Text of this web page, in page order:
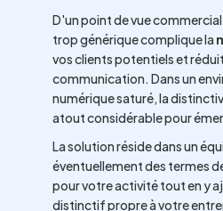
D'un point de vue
trop générique complique la
vos clients potentiels et
communication. Dans un
numérique saturé, la
atout considérable pour
La solution réside dans un
éventuellement des termes
pour votre activité tout en y
distinctif propre à votre